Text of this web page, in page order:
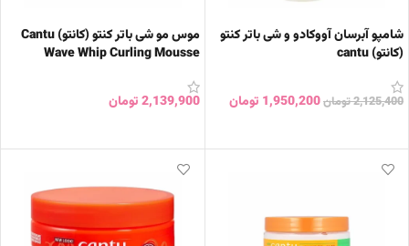
شامپو آبرسان آووکادو و شی باتر کنتو
(کانتو) cantu
2,125,400تومان1,950,200 تومان
موس مو شی باتر کنتو (کانتو) Cantu
Wave Whip Curling Mousse
2,139,900تومان